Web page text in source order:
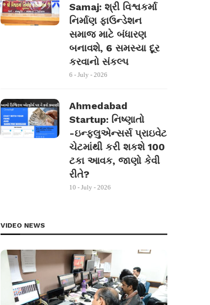
Samaj: શ્રી વિશ્વકર્મા
નિર્માણ ફાઉન્ડેશન
સમાજ માટે બંધારણ
બનાવશે, 6 સમસ્યા દૂર
કરવાનો સંકલ્પ
6 - July - 2026
Ahmedabad
Startup: નિષ્ણાતો
-ઇન્ફ્લુએન્સર્સ પ્રાઇવેટ
ચેટમાંથી કરી શકશે 100
ટકા આવક, જાણો કેવી
રીતે?
10 - July - 2026
VIDEO NEWS